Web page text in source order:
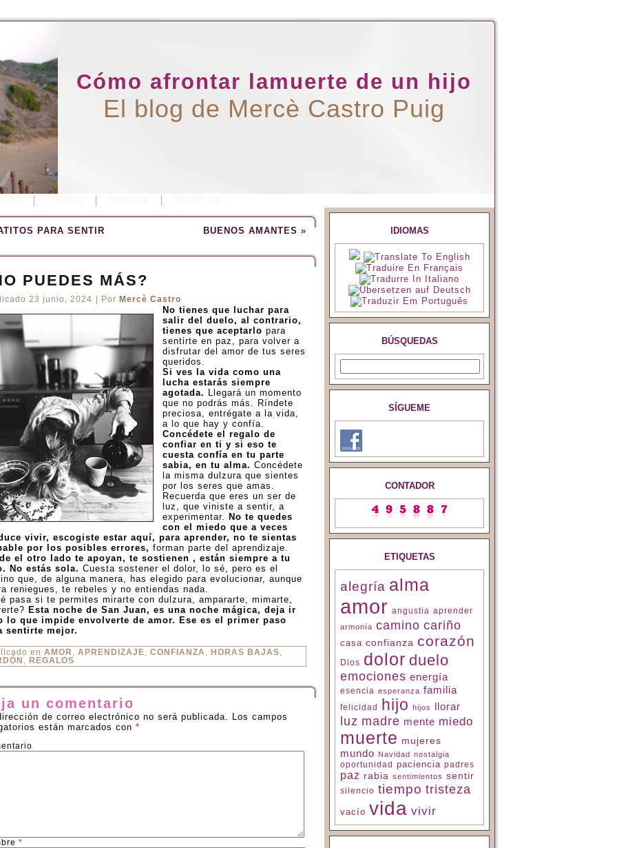
Cómo afrontar lamuerte de un hijo
El blog de Mercè Castro Puig
PARA SENTIR BUENOS AMANTES »
PUEDES MÁS?
23 junio, 2024 Por Mercè Castro
No tienes que luchar para
salir del duelo, al contrario,
tienes que aceptarlo para
sentirte en paz, para volver a
disfrutar del amor de tus seres
queridos.
Si ves la vida como una
lucha estarás siempre
agotada. Llegará un momento
que no podrás más. Ríndete
preciosa, entrégate a la vida,
a lo que hay y confía.
Concédete el regalo de
confiar en ti y si eso te
cuesta confía en tu parte
sabia, en tu alma. Concédete
la misma dulzura que sientes
por los seres que amas.
Recuerda que eres un ser de
luz, que viniste a sentir, a
experimentar. No te quedes
con el miedo que a veces
vivir, escogiste estar aquí, para aprender, no te sientas
por los posibles errores, forman parte del aprendizaje.
el otro lado te apoyan, te sostienen , están siempre a tu
No estás sola. Cuesta sostener el dolor, lo sé, pero es el
que, de alguna manera, has elegido para evolucionar, aunque
reniegues, te rebeles y no entiendas nada.
pasa si te permites mirarte con dulzura, ampararte, mimarte,
Esta noche de San Juan, es una noche mágica, deja ir
lo que impide envolverte de amor. Ese es el primer paso
sentirte mejor.
en AMOR , APRENDIZAJE, CONFIANZA , HORAS BAJAS,
, REGALOS
un comentario
de correo electrónico no será publicada. Los campos
están marcados con *
*
IDIOMAS
BÚSQUEDAS
SÍGUEME
CONTADOR
ETIQUETAS
alegría alma
amor angustia aprender
armonía camino cariño
casa confianza corazón
Dios dolor duelo
emociones energía
esencia esperanza familia
felicidad hijo hijos llorar
luz madre mente miedo
muerte mujeres
mundo Navidad nostalgia
oportunidad
paciencia padres
paz rabia sentimientos sentir
silencio tiempo tristeza
vacío vida vivir